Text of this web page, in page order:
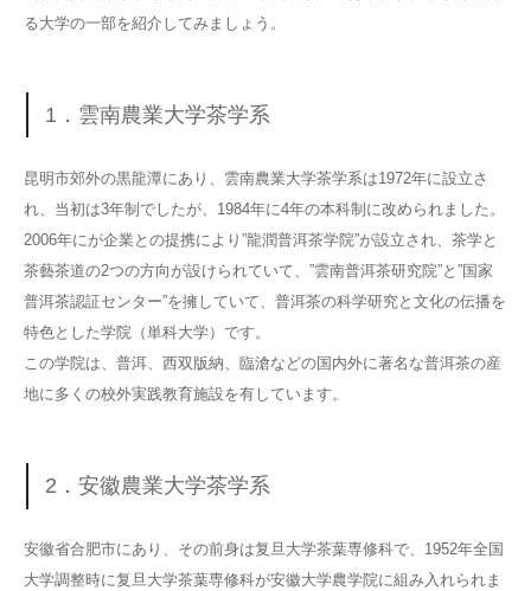
る大学の一部を紹介してみましょう。
1．雲南農業大学茶学系
昆明市郊外の黒龍潭にあり、雲南農業大学茶学系は1972年に設立さ
れ、当初は3年制でしたが、1984年に4年の本科制に改められました。
2006年にが企業との提携により”龍潤普洱茶学院”が設立され、茶学と
茶藝茶道の2つの方向が設けられていて、”雲南普洱茶研究院”と”国家
普洱茶認証センター”を擁していて、普洱茶の科学研究と文化の伝播を
特色とした学院（単科大学）です。
この学院は、普洱、西双版納、臨滄などの国内外に著名な普洱茶の産
地に多くの校外実践教育施設を有しています。
2．安徽農業大学茶学系
安徽省合肥市にあり、その前身は复旦大学茶葉専修科で、1952年全国
大学調整時に复旦大学茶葉専修科が安徽大学農学院に組み入れられま